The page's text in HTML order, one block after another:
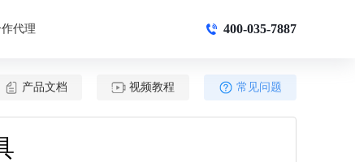
代理 400-035-7887
产品文档 视频教程 常见问题